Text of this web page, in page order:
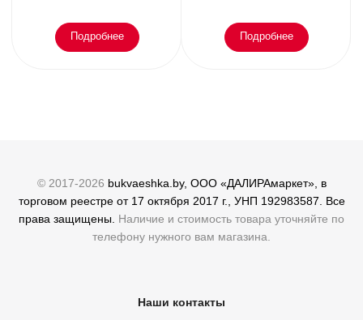
Подробнее Подробнее
© 2017-2026 bukvaeshka.by, ООО «ДАЛИРАмаркет», в
торговом реестре от 17 октября 2017 г., УНП 192983587. Все
права защищены. Наличие и стоимость товара уточняйте по
телефону нужного вам магазина.
Наши контакты